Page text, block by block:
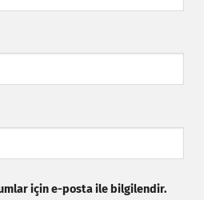
için e-posta ile bilgilendir.